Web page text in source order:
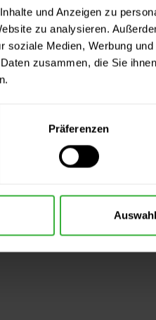
und Anzeigen zu
zu analysieren.
soziale Medien, Werbung
zusammen, die Sie
Präferenzen